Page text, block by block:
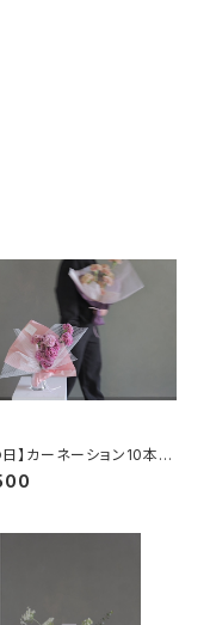
日】カーネーション10本ミ
ケ